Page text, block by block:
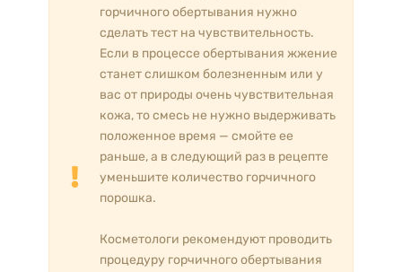
горчичного обертывания нужно
сделать тест на чувствительность.
Если в процессе обертывания жжение
станет слишком болезненным или у
вас от природы очень чувствительная
кожа, то смесь не нужно выдерживать
положенное время — смойте ее
раньше, а в следующий раз в рецепте
уменьшите количество горчичного
порошка.
Косметологи рекомендуют проводить
процедуру горчичного обертывания